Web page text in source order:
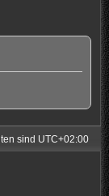
sind UTC+02:00